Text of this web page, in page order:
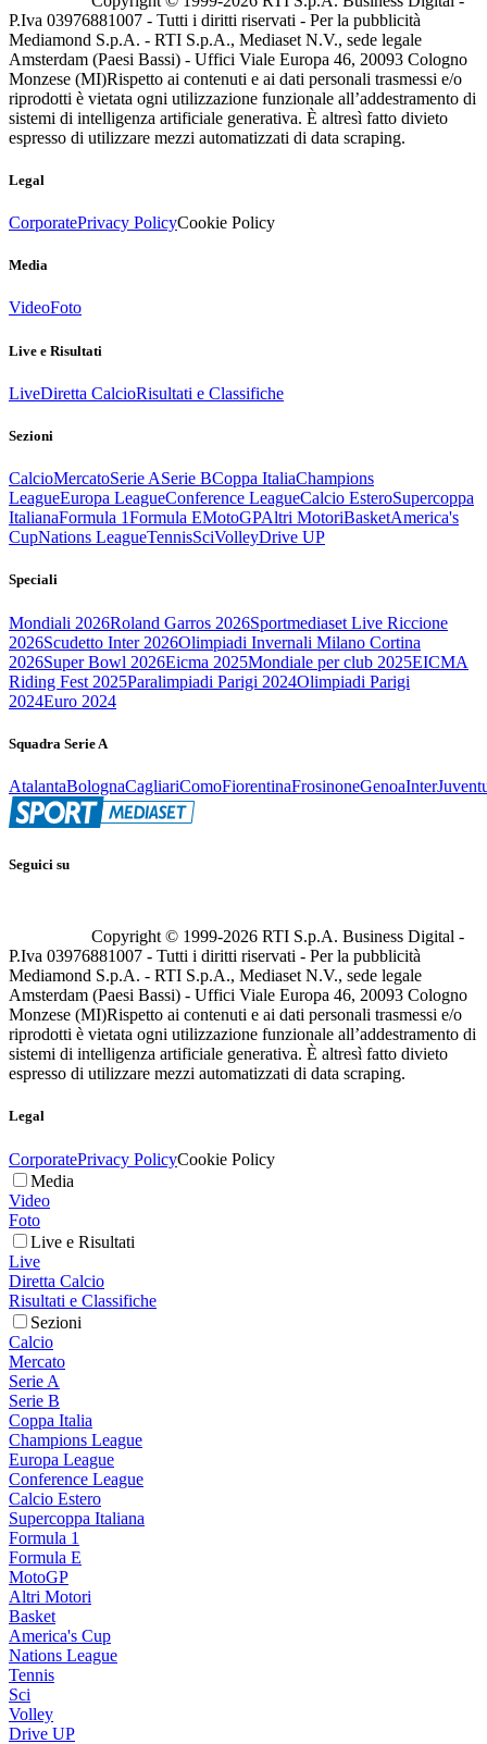
P.Iva 03976881007 - Tutti i diritti riservati - Per la pubblicità
Mediamond S.p.A. - RTI S.p.A., Mediaset N.V., sede legale
Amsterdam (Paesi Bassi) - Uffici Viale Europa 46, 20093 Cologno
Monzese (MI)Rispetto ai contenuti e ai dati personali trasmessi e/o
riprodotti è vietata ogni utilizzazione funzionale all’addestramento di
sistemi di intelligenza artificiale generativa. È altresì fatto divieto
espresso di utilizzare mezzi automatizzati di data scraping.
Legal
CorporatePrivacy PolicyCookie Policy
Media
VideoFoto
Live e Risultati
LiveDiretta CalcioRisultati e Classifiche
Sezioni
CalcioMercatoSerie ASerie BCoppa ItaliaChampions
LeagueEuropa LeagueConference LeagueCalcio EsteroSupercoppa
ItalianaFormula 1Formula EMotoGPAltri MotoriBasketAmerica's
CupNations LeagueTennisSciVolleyDrive UP
Speciali
Mondiali 2026Roland Garros 2026Sportmediaset Live Riccione
2026Scudetto Inter 2026Olimpiadi Invernali Milano Cortina
2026Super Bowl 2026Eicma 2025Mondiale per club 2025EICMA
Riding Fest 2025Paralimpiadi Parigi 2024Olimpiadi Parigi
2024Euro 2024
Squadra Serie A
AtalantaBolognaCagliariComoFiorentinaFrosinoneGenoaInter
Seguici su
Copyright © 1999-2026 RTI S.p.A. Business Digital -
P.Iva 03976881007 - Tutti i diritti riservati - Per la pubblicità
Mediamond S.p.A. - RTI S.p.A., Mediaset N.V., sede legale
Amsterdam (Paesi Bassi) - Uffici Viale Europa 46, 20093 Cologno
Monzese (MI)Rispetto ai contenuti e ai dati personali trasmessi e/o
riprodotti è vietata ogni utilizzazione funzionale all’addestramento di
sistemi di intelligenza artificiale generativa. È altresì fatto divieto
espresso di utilizzare mezzi automatizzati di data scraping.
Legal
CorporatePrivacy PolicyCookie Policy
Media
Video
Foto
Live e Risultati
Live
Diretta Calcio
Risultati e Classifiche
Sezioni
Calcio
Mercato
Serie A
Serie B
Coppa Italia
Champions League
Europa League
Conference League
Calcio Estero
Supercoppa Italiana
Formula 1
Formula E
MotoGP
Altri Motori
Basket
America's Cup
Nations League
Tennis
Sci
Volley
Drive UP